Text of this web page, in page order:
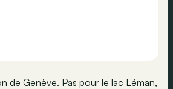
de Genève. Pas pour le lac Léman,